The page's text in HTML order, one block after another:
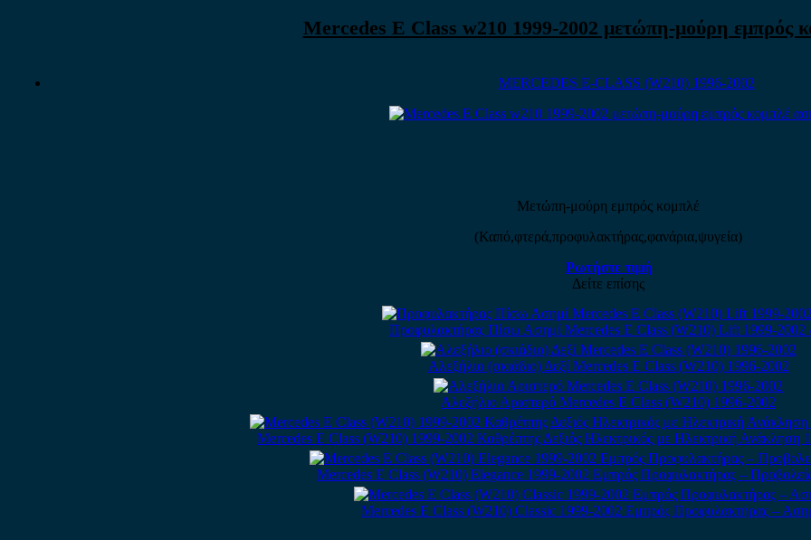
Mercedes E Class w210 1999-2002 μετώπη-μούρη εμπρός
MERCEDES E-CLASS (W210) 1996-2002
Μετώπη-μούρη εμπρός κομπλέ
(Καπό,φτερά,προφυλακτήρας,φανάρια,ψυγεία)
Ρωτήστε τιμή
Δείτε επίσης
Προφυλακτήρας Πίσω Ασημί Mercedes E Class (W210) Lift 1999-2002
Αλεξήλιο (σκιάδιο) Δεξί Mercedes E Class (W210) 1996-2002
Αλεξήλιο Αριστερό Mercedes E Class (W210) 1996-2002
Mercedes E Class (W210) 1999-2002 Καθρέπτης Δεξιός Ηλεκτρικός με Ηλεκτρική
Mercedes E Class (W210) Elegance 1999-2002 Εμπρός Προφυλακτήρας –
Mercedes E Class (W210) Classic 1999-2002 Εμπρός Προφυλακτήρας –